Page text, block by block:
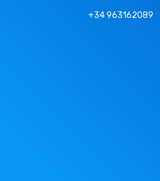
+34 963162089